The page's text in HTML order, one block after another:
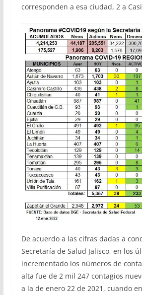
corresponden a esa ciudad, 2 a
De acuerdo a las cifras dadas a
Secretaría de Salud Jalisco, en los
incrementado los números de
alta fue de 2 mil 247 contagios
a la de enero 22 de 2021, cuando